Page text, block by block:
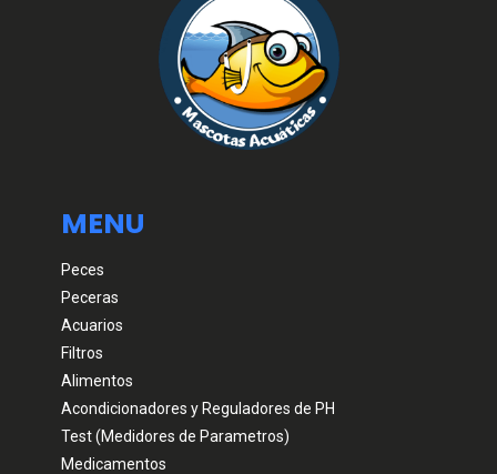
MENU
Peces
Peceras
Acuarios
Filtros
Alimentos
Acondicionadores y Reguladores de PH
Test (Medidores de Parametros)
Medicamentos